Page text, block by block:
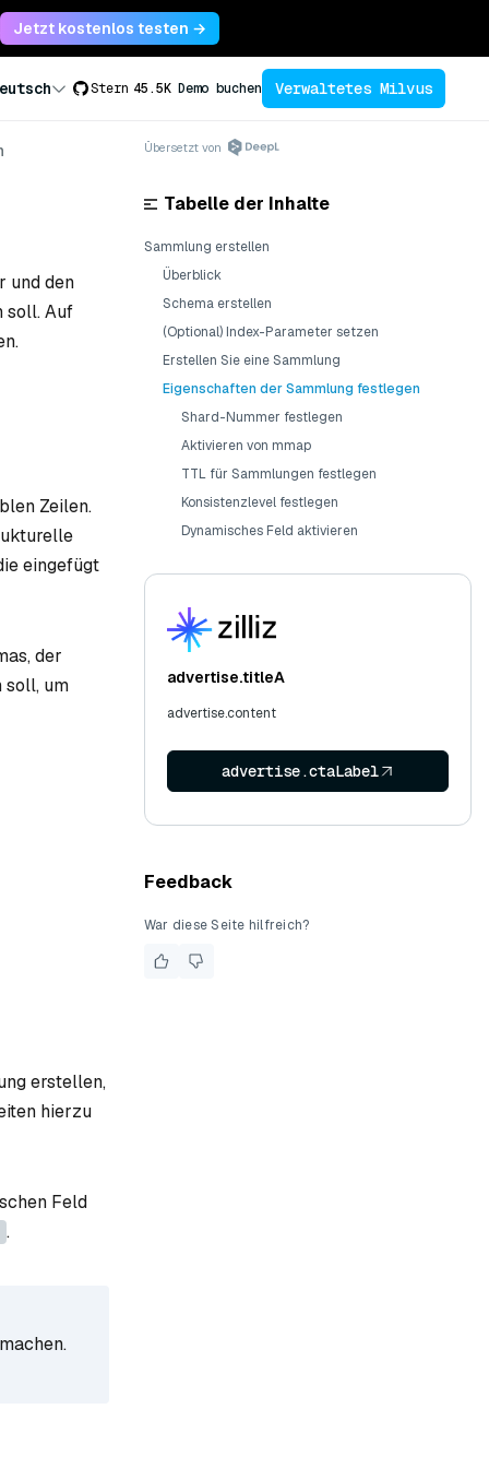
Jetzt kostenlos testen →
Stern 45.5K Demo buchen Verwaltetes Milvus
und den
soll. Auf
Zeilen.
eingefügt
der
soll, um
erstellen,
hierzu
Feld
.
Übersetzt von
Tabelle der Inhalte
Sammlung erstellen
Überblick
Schema erstellen
(Optional) Index-Parameter setzen
Erstellen Sie eine Sammlung
Eigenschaften der Sammlung festlegen
Shard-Nummer festlegen
Aktivieren von mmap
TTL für Sammlungen festlegen
Konsistenzlevel festlegen
Dynamisches Feld aktivieren
advertise.titleA
advertise.content
advertise.ctaLabel
Feedback
War diese Seite hilfreich?